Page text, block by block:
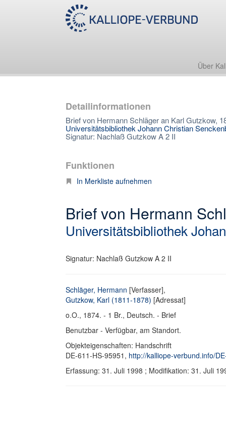
Über
Detailinformationen
Brief von Hermann Schläger an Karl Gutzkow,
Universitätsbibliothek Johann Christian
Signatur: Nachlaß Gutzkow A 2 II
Funktionen
In Merkliste aufnehmen
Brief von Hermann
Universitätsbibliothek
Signatur: Nachlaß Gutzkow A 2 II
Schläger, Hermann [Verfasser],
Gutzkow, Karl (1811-1878) [Adressat]
o.O., 1874. - 1 Br., Deutsch. - Brief
Benutzbar - Verfügbar, am Standort.
Objekteigenschaften: Handschrift
DE-611-HS-95951, http://kalliope-verbund.info/
Erfassung: 31. Juli 1998 ; Modifikation: 31. Juli